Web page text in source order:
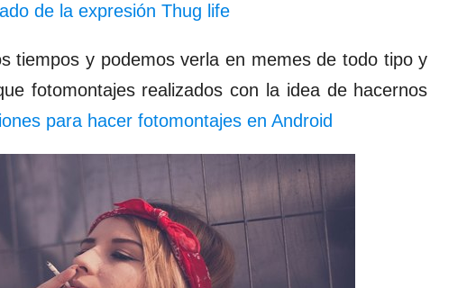
de la expresión Thug life
tiempos y podemos verla en memes de todo tipo y
fotomontajesrealizados con la idea de hacernos
para hacer fotomontajes en Android